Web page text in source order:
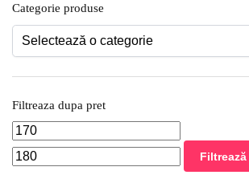
Categorie produse
Filtreaza dupa pret
Filtrează